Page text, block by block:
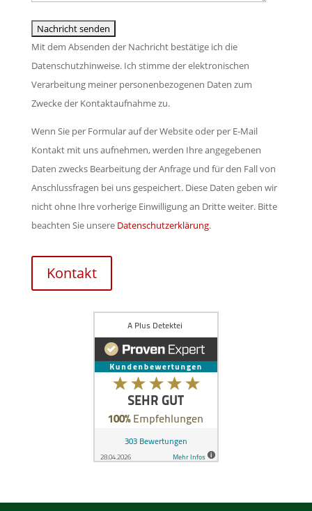
e
s
l
e
e
r
.
d
i
e
s
e
s
e
l
d
l
e
e
e
d
i
e
l
e
Mit dem Absenden der Nachricht bestätige ich die
Datenschutzhinweise. Ich stimme der elektronischen
Verarbeitung meiner personenbezogenen Daten zum
Zwecke der Kontaktaufnahme zu.
Wenn Sie per Formular auf der Website oder per E-Mail
Kontakt mit uns aufnehmen, werden Ihre angegebenen
Daten zwecks Bearbeitung der Anfrage und für den Fall von
Anschlussfragen bei uns gespeichert. Diese Daten geben wir
nicht ohne Ihre vorherige Einwilligung an Dritte weiter. Bitte
beachten Sie unsere Datenschutzerklärung.
Kontakt